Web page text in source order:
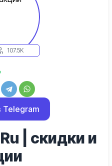
107.5K
Telegram
| скидки и